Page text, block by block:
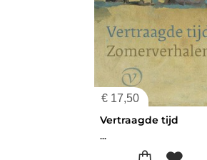
€ 17,50
Vertraagde tijd
...